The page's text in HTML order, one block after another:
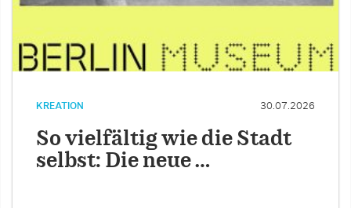
KREATION 30.07.2026
So vielfältig wie die Stadt
selbst: Die neue …